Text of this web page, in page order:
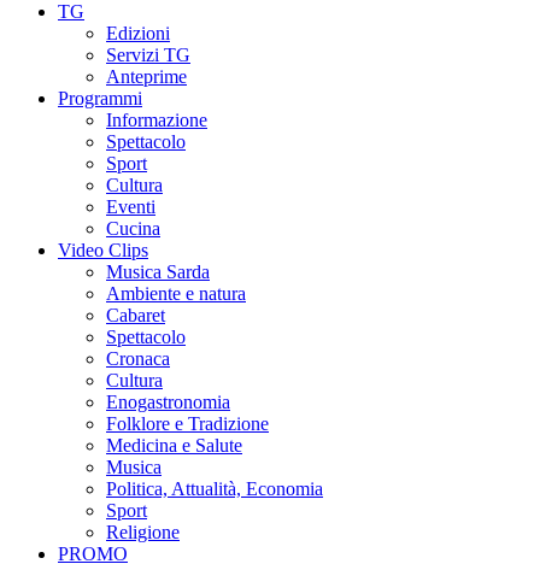
TG
Edizioni
Servizi TG
Anteprime
Programmi
Informazione
Spettacolo
Sport
Cultura
Eventi
Cucina
Video Clips
Musica Sarda
Ambiente e natura
Cabaret
Spettacolo
Cronaca
Cultura
Enogastronomia
Folklore e Tradizione
Medicina e Salute
Musica
Politica, Attualità, Economia
Sport
Religione
PROMO